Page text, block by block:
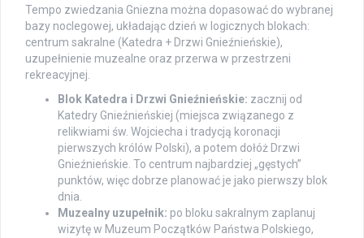
Tempo zwiedzania Gniezna można dopasować do wybranej
bazy noclegowej, układając dzień w logicznych blokach:
centrum sakralne (Katedra + Drzwi Gnieźnieńskie),
uzupełnienie muzealne oraz przerwa w przestrzeni
rekreacyjnej.
Blok Katedra i Drzwi Gnieźnieńskie: zacznij od
Katedry Gnieźnieńskiej (miejsca związanego z
relikwiami św. Wojciecha i tradycją koronacji
pierwszych królów Polski), a potem dołóż Drzwi
Gnieźnieńskie. To centrum najbardziej „gęstych”
punktów, więc dobrze planować je jako pierwszy blok
dnia.
Muzealny uzupełnik: po bloku sakralnym zaplanuj
wizytę w Muzeum Początków Państwa Polskiego,